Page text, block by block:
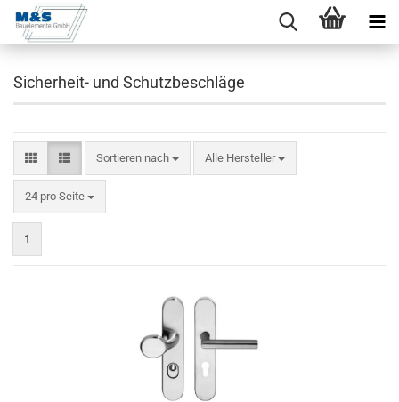
Sicherheit- und Schutzbeschläge
Sortieren nach
Sortieren nach Alle Hersteller
24 pro Seite
pro Seite
1